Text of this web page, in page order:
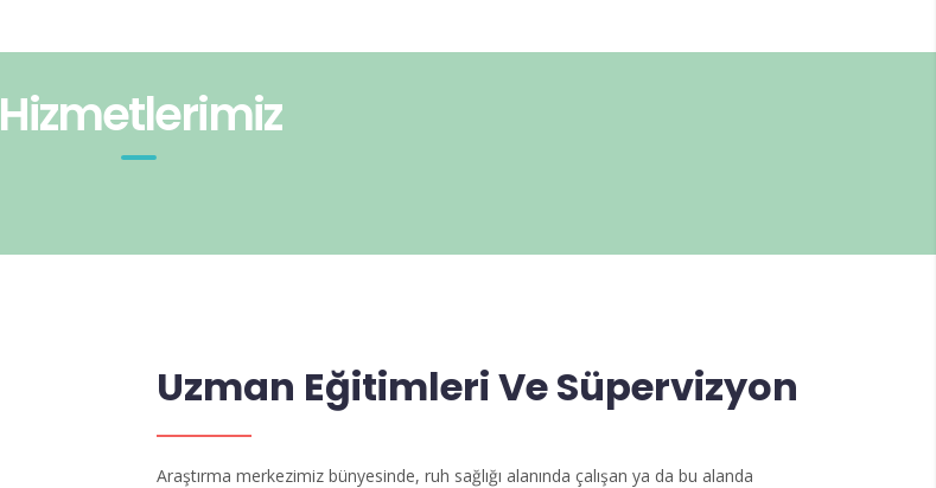
Hizmetlerimiz
Uzman Eğitimleri Ve Süpervizyon
Araştırma merkezimiz bünyesinde, ruh sağlığı alanında çalışan ya da bu alanda